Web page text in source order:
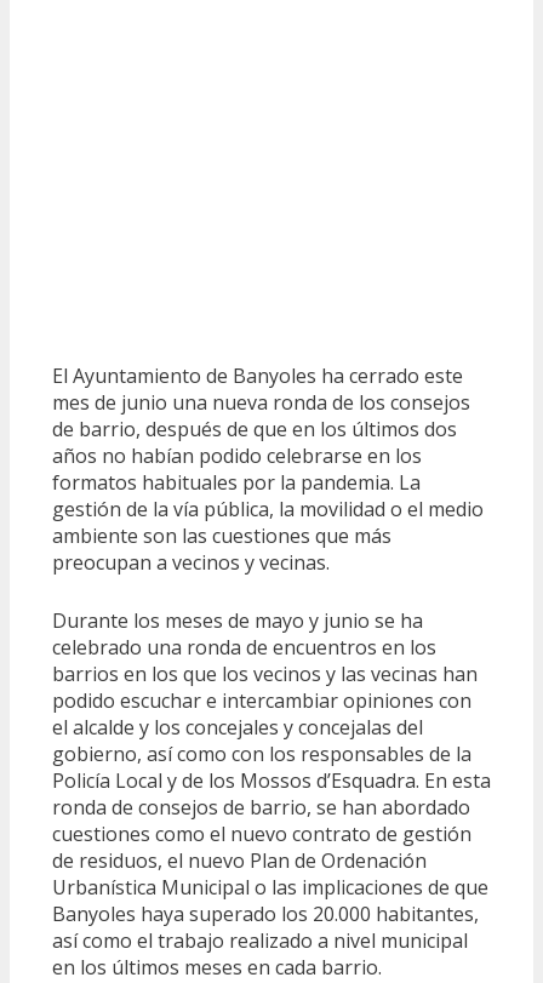
El Ayuntamiento de Banyoles ha cerrado este
mes de junio una nueva ronda de los consejos
de barrio, después de que en los últimos dos
años no habían podido celebrarse en los
formatos habituales por la pandemia. La
gestión de la vía pública, la movilidad o el medio
ambiente son las cuestiones que más
preocupan a vecinos y vecinas.
Durante los meses de mayo y junio se ha
celebrado una ronda de encuentros en los
barrios en los que los vecinos y las vecinas han
podido escuchar e intercambiar opiniones con
el alcalde y los concejales y concejalas del
gobierno, así como con los responsables de la
Policía Local y de los Mossos d’Esquadra. En esta
ronda de consejos de barrio, se han abordado
cuestiones como el nuevo contrato de gestión
de residuos, el nuevo Plan de Ordenación
Urbanística Municipal o las implicaciones de que
Banyoles haya superado los 20.000 habitantes,
así como el trabajo realizado a nivel municipal
en los últimos meses en cada barrio.